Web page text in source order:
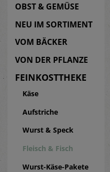
OBST & GEMÜSE
NEU IM SORTIMENT
VOM BÄCKER
VON DER PFLANZE
FEINKOSTTHEKE
Käse
Aufstriche
Wurst & Speck
Fleisch & Fisch
Wurst-Käse-Pakete